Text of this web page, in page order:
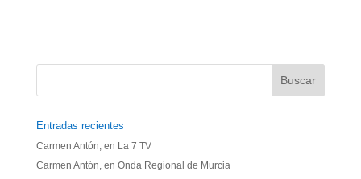
Entradas recientes
Carmen Antón, en La 7 TV
Carmen Antón, en Onda Regional de Murcia